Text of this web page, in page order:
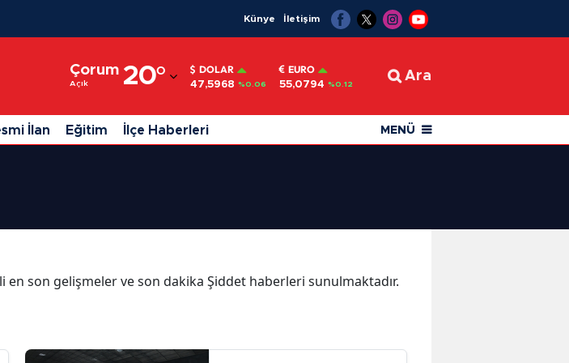
Künye İletişim
Çorum
Açık 20°
Adıyaman
Afyonkarahisar
Ağrı
Artvin
Balıkesir
DOLAR
47,5968 %0.06
EURO
55,0794 %0.12
Ara
İlan Eğitim İlçe Haberleri MENÜ
en son gelişmeler ve son dakika Şiddet haberleri sunulmaktadır.